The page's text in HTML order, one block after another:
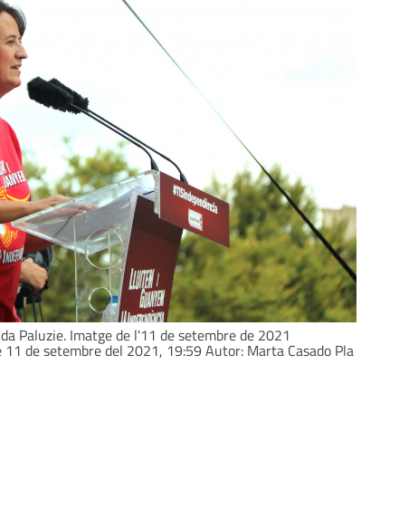
Paluzie. Imatge de l'11 de setembre de 2021
de setembre del 2021, 19:59 Autor: Marta Casado Pla